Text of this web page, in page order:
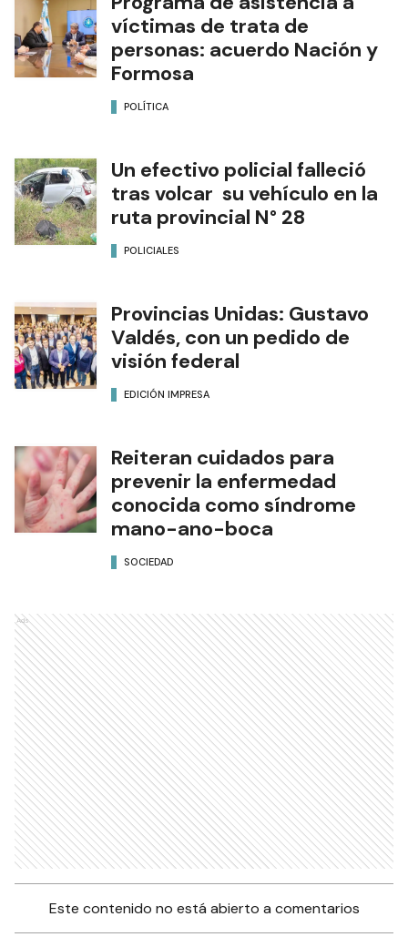
víctimas de trata de
personas: acuerdo Nación y
Formosa
POLÍTICA
Un efectivo policial falleció
tras volcar su vehículo en la
ruta provincial N° 28
POLICIALES
Provincias Unidas: Gustavo
Valdés, con un pedido de
visión federal
EDICIÓN IMPRESA
Reiteran cuidados para
prevenir la enfermedad
conocida como síndrome
mano-ano-boca
SOCIEDAD
Ads
Este contenido no está abierto a comentarios